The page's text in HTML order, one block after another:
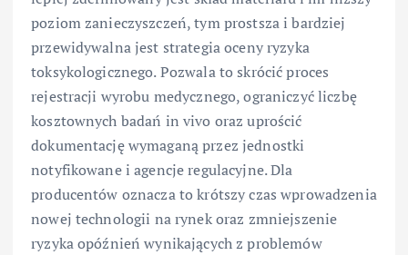
poziom zanieczyszczeń, tym prostsza i bardziej
przewidywalna jest strategia oceny ryzyka
toksykologicznego. Pozwala to skrócić proces
rejestracji wyrobu medycznego, ograniczyć liczbę
kosztownych badań in vivo oraz uprościć
dokumentację wymaganą przez jednostki
notyfikowane i agencje regulacyjne. Dla
producentów oznacza to krótszy czas wprowadzenia
nowej technologii na rynek oraz zmniejszenie
ryzyka opóźnień wynikających z problemów